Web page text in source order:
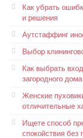
Как убрать
и решения
Аутстаффинг
Выбор
Как выбрать
загородного дома
Женские
отличительные
Ищете способ
спокойствия без